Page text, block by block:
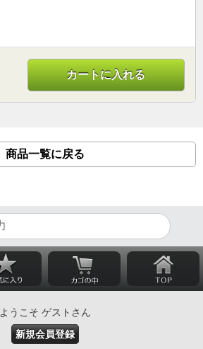
カートに入れる
商品一覧に戻る
ようこそ ゲストさん
新規会員登録